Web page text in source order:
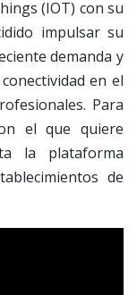
(IOT) con su
impulsar su
demanda y
en el
Para
el que quiere
la plataforma
de